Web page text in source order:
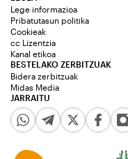
JARRAITU
Lege informazioa
Pribatutasun politika
Cookieak
cc Lizentzia
Kanal etikoa
BESTELAKO ZERBITZUAK
Bidera zerbitzuak
Midas Media